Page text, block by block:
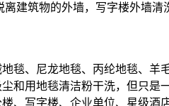
建筑物的外墙，写字楼外墙清
毯、尼龙地毯、丙纶地毯、
和用地毯清洁粉干洗，但只是
、写字楼、企业单位、星级酒